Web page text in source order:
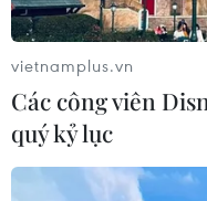
Nền kinh tế Đức
trong năm 2023
15/01/2024 11:50
Tỷ lệ lạm phát cao,
vietnamplus.vn
Các công viên
quý kỷ lục